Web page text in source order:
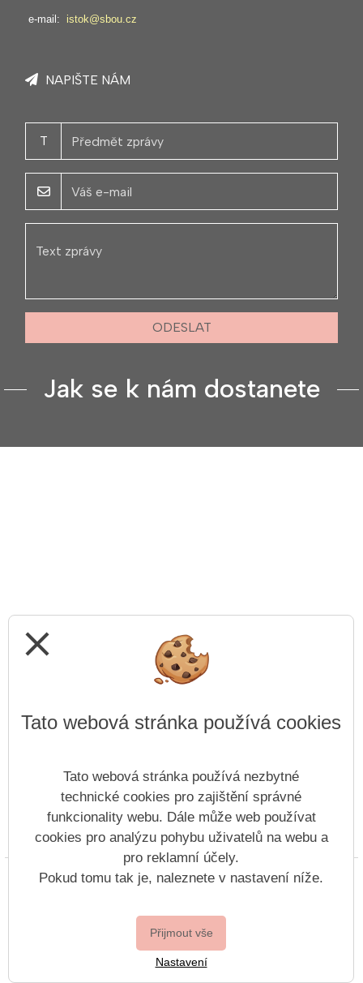
e-mail: istok@sbou.cz
NAPIŠTE NÁM
T
ODESLAT
Jak se k nám dostanete
Prohlášení o přístupnosti Mapa webu Cookies
Copyright © 2022 - 2023 ZŠ Žandov &
Postaveno ve službě
VlastníŠkolníWeb.cz
Vitalex CMS
close
Tato webová stránka používá cookies
Tato webová stránka používá nezbytné
technické cookies pro zajištění správné
funkcionality webu. Dále může web používat
cookies pro analýzu pohybu uživatelů na webu a
pro reklamní účely.
Pokud tomu tak je, naleznete v nastavení níže.
Přijmout vše
Nastavení